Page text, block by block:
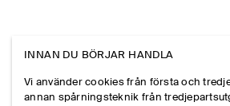
INNAN DU BÖRJAR HANDLA
Vi använder cookies från första och
annan spårningsteknik från